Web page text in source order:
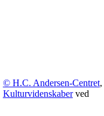
© H.C. Andersen-Centret,
Kulturvidenskaberved